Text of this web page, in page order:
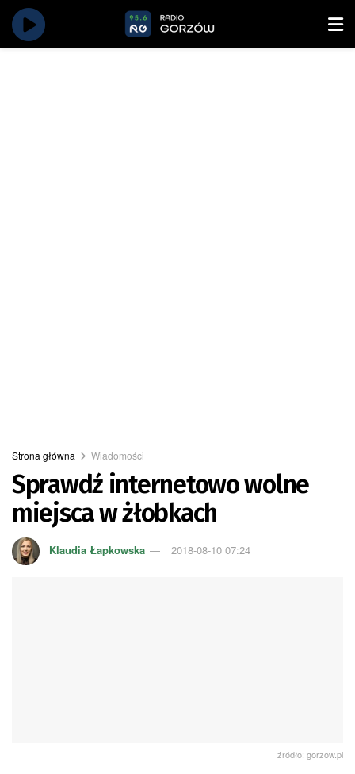
Strona główna Wiadomości
Sprawdź internetowo wolne
miejsca w żłobkach
Klaudia Łapkowska 2018-08-10 07:24
źródło: gorzow.pl